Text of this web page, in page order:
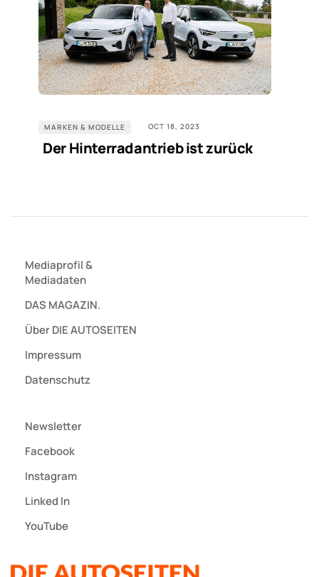
MARKEN & MODELLE OCT 18, 2023
Der Hinterradantrieb ist zurück
Mediaprofil&
Mediadaten
DAS MAGAZIN.
Über DIE AUTOSEITEN
Impressum
Datenschutz
Newsletter
Facebook
Instagram
Linked In
YouTube